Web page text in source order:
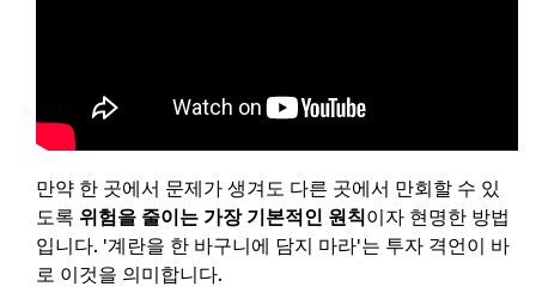
만약 한 곳에서 문제가 생겨도 다른 곳에서 만회할 수 있
도록 위험을 줄이는 가장 기본적인 원칙이자 현명한 방법
입니다. '계란을 한 바구니에 담지 마라'는 투자 격언이 바
로 이것을 의미합니다.